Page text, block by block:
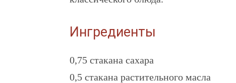
Ингредиенты
0,75 стакана сахара
0,5 стакана растительного масла